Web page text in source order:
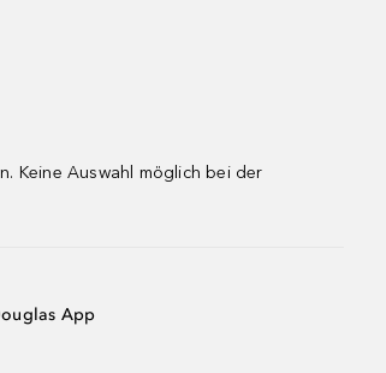
Keine Auswahl möglich bei der
App